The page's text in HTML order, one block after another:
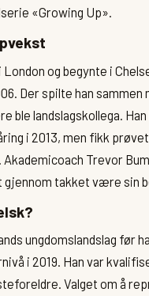
«Growing Up».
og begynte i
Der spilte han sammen
ble landslagskollega.
i 2013, men fikk
Akademicoach Trevor
gjennom takket være sin
ungdomslandslag før
i 2019. Han var
Valget om å